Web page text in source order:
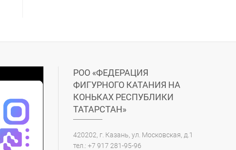
РОО «ФЕДЕРАЦИЯ
ФИГУРНОГО КАТАНИЯ НА
КОНЬКАХ РЕСПУБЛИКИ
ТАТАРСТАН»
420202, г. Казань, ул. Московская, д.1
тел.: +7 917 281-95-96